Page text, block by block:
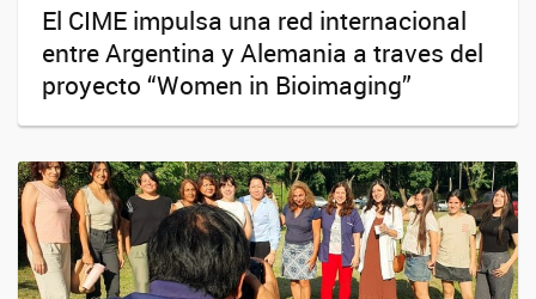
El CIME impulsa una red internacional
entre Argentina y Alemania a traves del
proyecto “Women in Bioimaging”